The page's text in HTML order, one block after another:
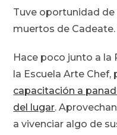
entrada:
Tuve oportunidad
muertos de Cadeate.
Hace poco junto a la
la Escuela Arte
capacitación a
del lugar.
a vivenciar algo de